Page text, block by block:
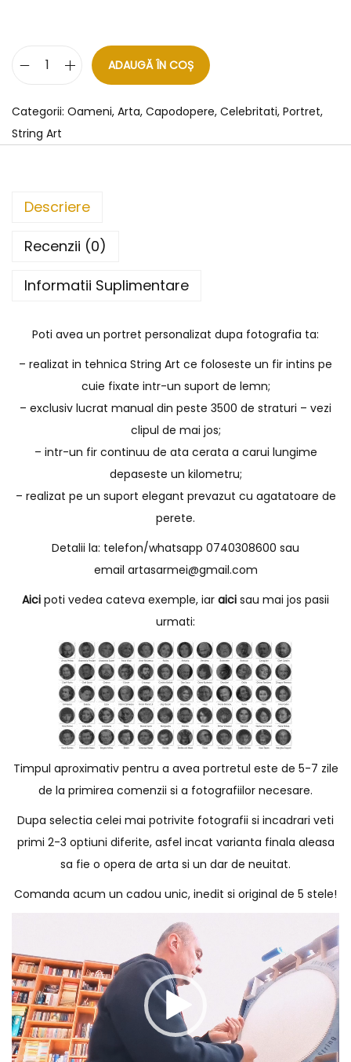
ADAUGĂ ÎN COȘ
Categorii: Oameni, Arta, Capodopere, Celebritati, Portret,
String Art
Descriere
Recenzii (0)
Informatii Suplimentare
Poti avea un portret personalizat dupa fotografia ta:
– realizat in tehnica String Art ce foloseste un fir intins pe
cuie fixate intr-un suport de lemn;
– exclusiv lucrat manual din peste 3500 de straturi – vezi
clipul de mai jos;
– intr-un fir continuu de ata cerata a carui lungime
depaseste un kilometru;
– realizat pe un suport elegant prevazut cu agatatoare de
perete.
Detalii la: telefon/whatsapp 0740308600 sau
email artasarmei@gmail.com
Aici poti vedea cateva exemple, iar aici sau mai jos pasii
urmati:
Timpul aproximativ pentru a avea portretul este de 5-7 zile
de la primirea comenzii si a fotografiilor necesare.
Dupa selectia celei mai potrivite fotografii si incadrari veti
primi 2-3 optiuni diferite, asfel incat varianta finala aleasa
sa fie o opera de arta si un dar de neuitat.
Comanda acum un cadou unic, inedit si original de 5 stele!
a
y
e
r
v